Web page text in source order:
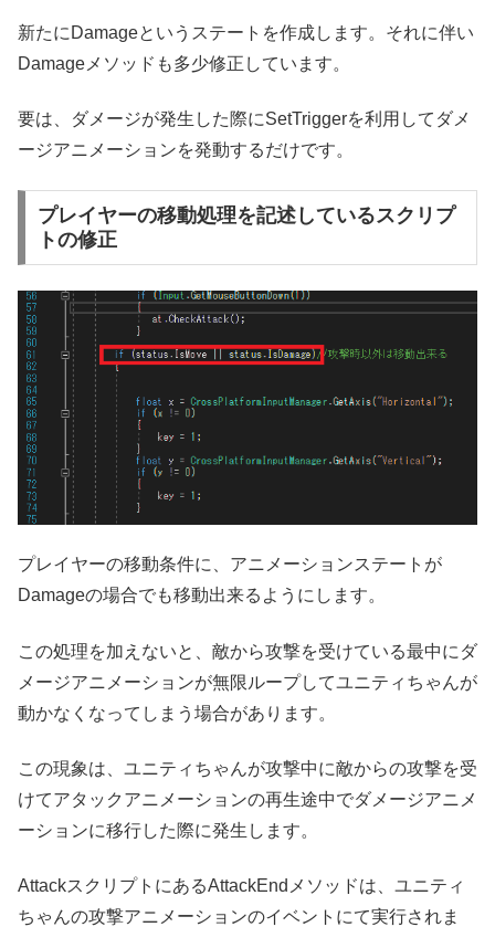
新たにDamageというステートを作成します。それに伴い
Damageメソッドも多少修正しています。
要は、ダメージが発生した際にSetTriggerを利用してダメ
ージアニメーションを発動するだけです。
プレイヤーの移動処理を記述しているスクリプ
トの修正
プレイヤーの移動条件に、アニメーションステートが
Damageの場合でも移動出来るようにします。
この処理を加えないと、敵から攻撃を受けている最中にダ
メージアニメーションが無限ループしてユニティちゃんが
動かなくなってしまう場合があります。
この現象は、ユニティちゃんが攻撃中に敵からの攻撃を受
けてアタックアニメーションの再生途中でダメージアニメ
ーションに移行した際に発生します。
AttackスクリプトにあるAttackEndメソッドは、ユニティ
ちゃんの攻撃アニメーションのイベントにて実行されま